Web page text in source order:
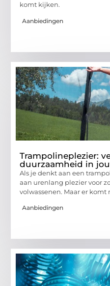
komt kijken.
Aanbiedingen
Trampolineplezier:
duurzaamheid in
Als je denkt aan een
aan urenlang plezier voor
volwassenen. Maar er
Aanbiedingen